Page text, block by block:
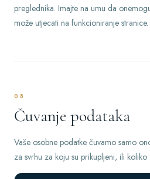
preglednika. Imajte na umu da
može utjecati na funkcioniranje stranice.
08
Čuvanje podataka
Vaše osobne podatke čuvamo samo
za svrhu za koju su prikupljeni, ili koliko